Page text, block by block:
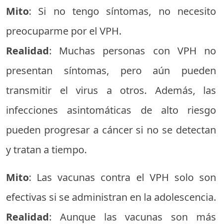
Mito: Si no tengo síntomas, no necesito
preocuparme por el VPH.
Realidad: Muchas personas con VPH no
presentan síntomas, pero aún pueden
transmitir el virus a otros. Además, las
infecciones asintomáticas de alto riesgo
pueden progresar a cáncer si no se detectan
y tratan a tiempo.
Mito: Las vacunas contra el VPH solo son
efectivas si se administran en la adolescencia.
Realidad: Aunque las vacunas son más